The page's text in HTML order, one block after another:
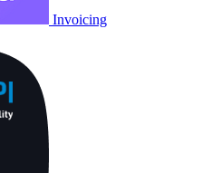
Invoicing